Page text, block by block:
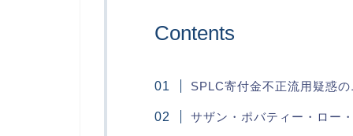
Contents
SPLC寄付金不正流用疑惑
サザン・ポバティー・ロー